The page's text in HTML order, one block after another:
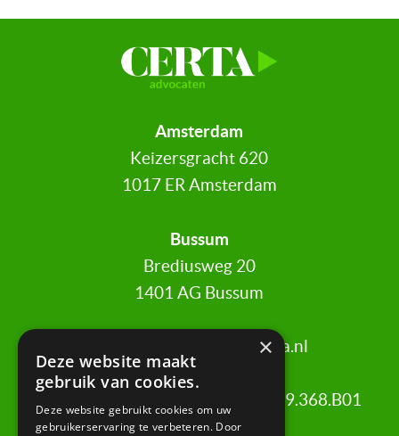
Amsterdam
Keizersgracht 620
1017 ER Amsterdam
Bussum
Brediusweg 20
1401 AG Bussum
info@certa.nl
KvK: 34342484 | BTW nr: 8208.79.368.B01
×
Deze website maakt
gebruik van cookies.
Deze website gebruikt cookies om uw
gebruikerservaring te verbeteren. Door